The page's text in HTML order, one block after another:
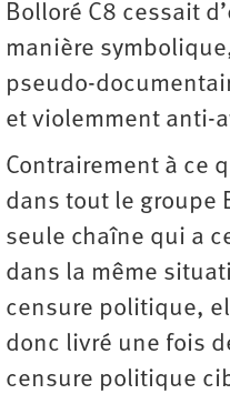
Bolloré C8 cessait
manière
pseudo-
et violemment anti-
Contrairement à ce
dans tout le groupe
seule chaîne qui a
dans la même
censure politique,
donc livré une fois
censure politique